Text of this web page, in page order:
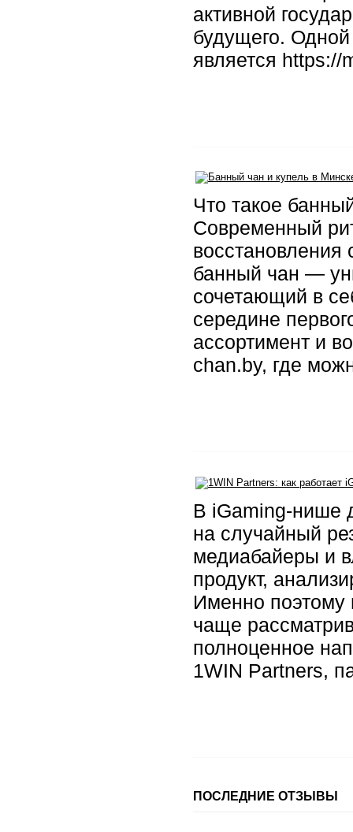
активной
будущего.
является
Что такое
Современный
восстановления
банный чан —
сочетающий в
середине
ассортимент и
chan.by, где
В iGaming-нише
на случайный
медиабайеры и
продукт,
Именно поэтому
чаще
полноценное
1WIN Partners,
ПОСЛЕДНИЕ ОТЗЫВЫ